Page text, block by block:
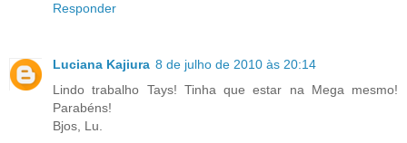
Responder
Luciana Kajiura 8 de julho de 2010 às 20:14
Lindo trabalho Tays! Tinha que estar na Mega mesmo!
Parabéns!
Bjos, Lu.